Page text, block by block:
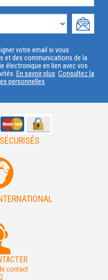
votre email si vous
et des communications de la
électronique en lien avec vos
En savoir plus Consultez la
personnelles
contact